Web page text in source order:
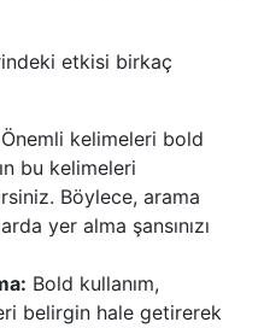
etkisi birkaç
Önemli kelimeleri bold
bu kelimeleri
Böylece, arama
yer alma şansınızı
Bold kullanım,
belirgin hale getirerek